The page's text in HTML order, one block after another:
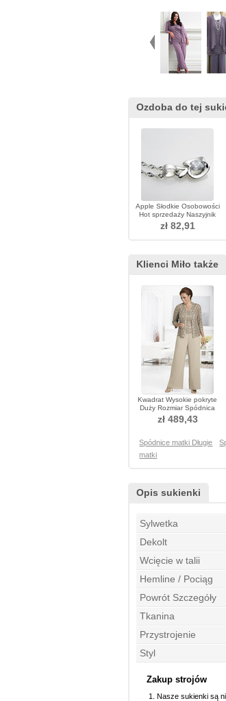
Ozdoba do tej
Apple Słodkie Osobowości
Hot sprzedaży Naszyjnik
Naszyjnik
zł 82,91
Klienci Miło także
Kwadrat Wysokie pokryte
Duży Rozmiar Spódnica
matka garnitury
zł 489,43
Spódnice matki Długie
matki
Opis sukienki
Sylwetka
Dekolt
Wcięcie w talii
Hemline / Pociąg
Powrót Szczegóły
Tkanina
Przystrojenie
Styl
Zakup strojów
Nasze sukienki są